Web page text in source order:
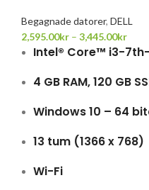
Begagnade datorer, DELL
2,595.00kr – 3,445.00kr
Intel® Core™ i3-
4 GB RAM, 120 GB
Windows 10 – 64
13 tum (1366 x 768)
Wi-Fi